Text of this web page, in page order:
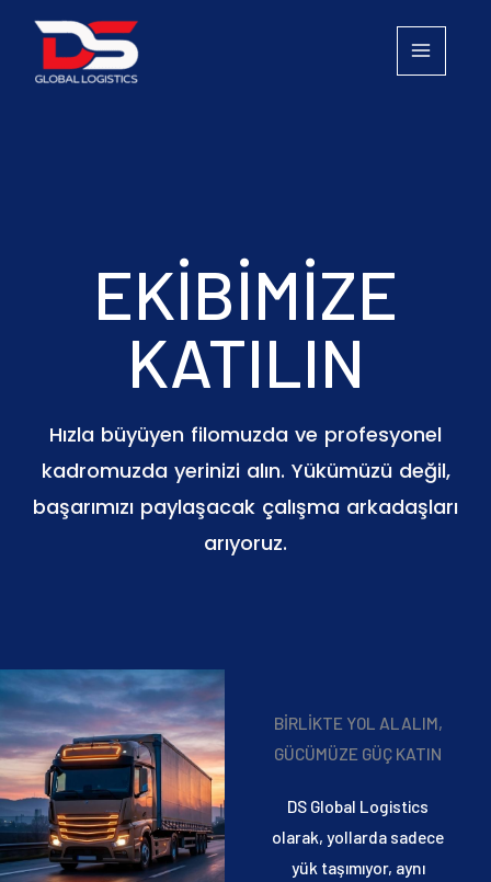
EKİBİMİZE
KATILIN
Hızla büyüyen filomuzda ve profesyonel
kadromuzda yerinizi alın. Yükümüzü değil,
başarımızı paylaşacak çalışma arkadaşları
arıyoruz.
BİRLİKTE YOL ALALIM,
GÜCÜMÜZE GÜÇ KATIN
DS Global Logistics
olarak, yollarda sadece
yük taşımıyor, aynı